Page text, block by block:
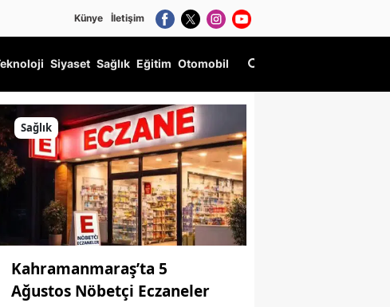
Künye İletişim
Siyaset Sağlık Eğitim Otomobil
Sağlık
Kahramanmaraş’ta 5
Ağustos Nöbetçi Eczaneler